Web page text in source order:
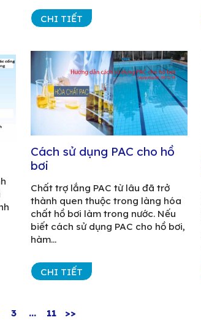
CHI TIẾT
Cách sử dụng PAC cho hồ
bơi
Chất trợ lắng PAC từ lâu đã trở
thành quen thuộc trong làng hóa
chất hồ bơi làm trong nước. Nếu
biết cách sử dụng PAC cho hồ bơi,
hàm...
CHI TIẾT
3 … 11 >>